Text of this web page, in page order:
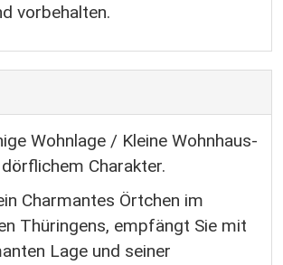
vorbehalten.
Wohnlage / Kleine Wohnhaus-
Charakter.
Charmantes Örtchen im
Thüringens, empfängt Sie mit
Lage und seiner